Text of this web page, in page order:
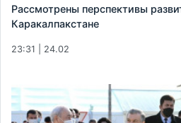
Рассмотрены перспективы
Каракалпакстане
23:31 | 24.02